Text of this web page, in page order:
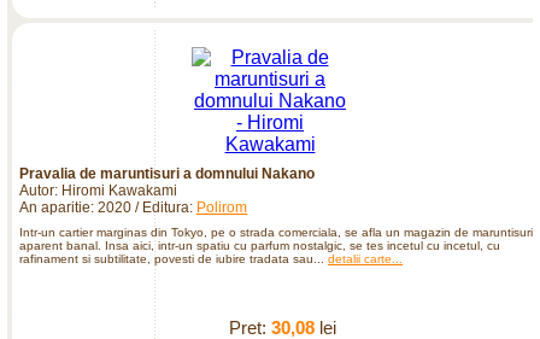
Pravalia de maruntisuri a domnului Nakano
Autor: Hiromi Kawakami
An aparitie: 2020 / Editura: Polirom
Intr-un cartier marginas din Tokyo, pe o strada comerciala, se afla un magazin de maruntisuri
aparent banal. Insa aici, intr-un spatiu cu parfum nostalgic, se tes incetul cu incetul, cu
rafinament si subtilitate, povesti de iubire tradata sau... detalii carte...
Pret: 30,08lei